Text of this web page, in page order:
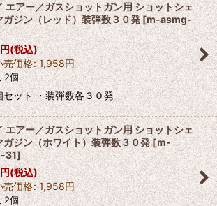
エアー／ガスショットガン用 ショットシェ
ガジン（レッド）装弾数３０発 [m-asmg-
円(税込)
売価格: 1,958円
2個
セット ・装弾数各３０発
エアー／ガスショットガン用 ショットシェ
ガジン（ホワイト）装弾数３０発[ｍ-
31]
円(税込)
売価格: 1,958円
2個